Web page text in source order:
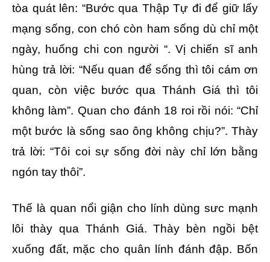
tòa quát lên: “Bước qua Thập Tự đi để giữ lấy
mạng sống, con chó còn ham sống dù chỉ một
ngày, huống chi con người “. Vị chiến sĩ anh
hùng trả lời: “Nếu quan để sống thì tôi cám ơn
quan, còn việc bước qua Thánh Giá thì tôi
không làm”. Quan cho đánh 18 roi rồi nói: “Chỉ
một bước là sống sao ông không chịu?”. Thày
trả lời: “Tôi coi sự sống đời này chỉ lớn bằng
ngón tay thôi”.
Thế là quan nổi giận cho lính dùng sưc mạnh
lôi thày qua Thánh Giá. Thày bèn ngồi bệt
xuống đất, mặc cho quân lính đánh đập. Bốn